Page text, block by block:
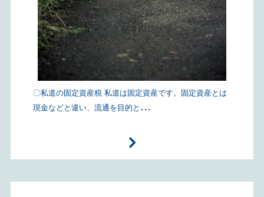
〇私道の固定資産税 私道は固定資産です。固定資産とは
現金などと違い、流通を目的と ...